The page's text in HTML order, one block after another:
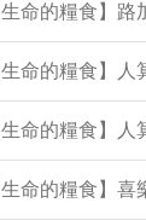
命的糧食】路
命的糧食】人
命的糧食】人
命的糧食】喜